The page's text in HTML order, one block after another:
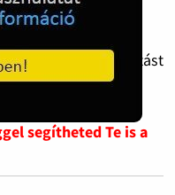
és lelki támogatást
segítheted Te is a